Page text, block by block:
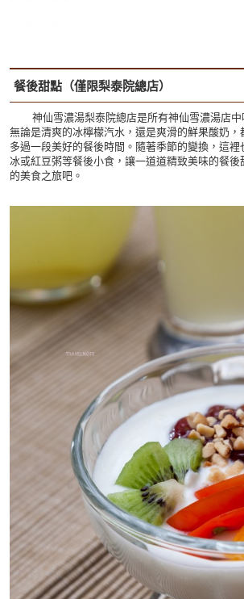
餐後甜點（僅限梨泰院總店）
神仙雪濃湯梨泰院總店是所有神仙雪濃湯店中
無論是清爽的冰檸檬汽水，還是爽滑的鮮果酸奶
多過一段美好的餐後時間。隨著季節的變換，這裡
冰或紅豆粥等餐後小食，讓一道道精致美味的餐
的美食之旅吧。